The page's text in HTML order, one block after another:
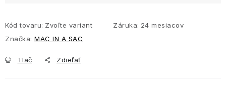
Kód tovaru: Zvoľte variant Záruka: 24 mesiacov
Značka: MAC IN A SAC
Tlač Zdieľať